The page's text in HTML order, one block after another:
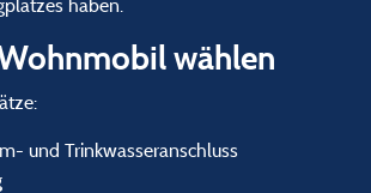
haben.
wählen
und Trinkwasseranschluss